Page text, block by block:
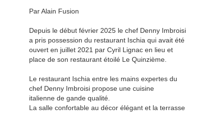
Par Alain Fusion
Depuis le début février 2025 le chef Denny Imbroisi
a pris possession du restaurant Ischia qui avait été
ouvert en juillet 2021 par Cyril Lignac en lieu et
place de son restaurant étoilé Le Quinzième.
Le restaurant Ischia entre les mains expertes du
chef Denny Imbroisi propose une cuisine
italienne de gande qualité.
La salle confortable au décor élégant et la terrasse